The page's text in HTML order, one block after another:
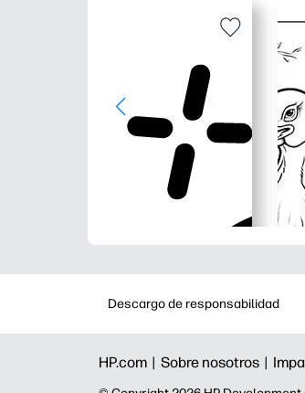
Descargo de responsabilidad
HP.com | Sobre nosotros |